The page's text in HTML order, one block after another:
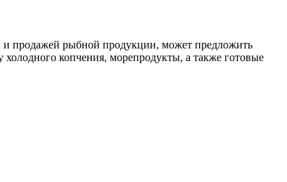
продажей рыбной продукции, может предложить
копчения, морепродукты, а также готовые